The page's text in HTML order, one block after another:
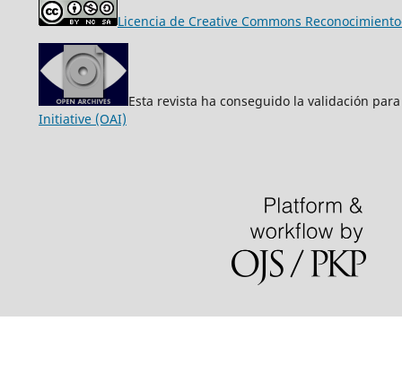
Licencia de Creative Commons
Esta revista ha conseguido la validación
Initiative (OAI)